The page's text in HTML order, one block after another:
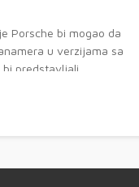
Porsche bi mogao da
u verzijama sa
predstavljali...